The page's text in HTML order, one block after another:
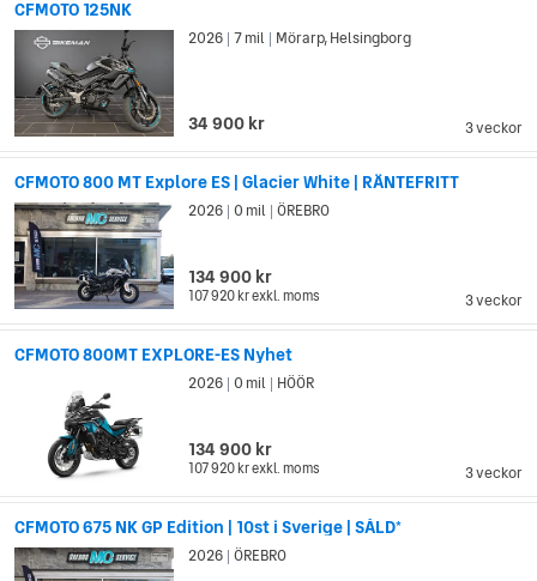
CFMOTO 125NK
3 veckor
2026 7 mil Mörarp, Helsingborg
34 900 kr
CFMOTO 800 MT Explore ES | Glacier White | RÄNTEFRITT
3 veckor
2026 0 mil ÖREBRO
134 900 kr
107 920 krexkl. moms
CFMOTO 800MT EXPLORE-ES Nyhet
3 veckor
2026 0 mil HÖÖR
134 900 kr
107 920 krexkl. moms
CFMOTO 675 NK GP Edition | 10st i Sverige | SÅLD*
2026 ÖREBRO